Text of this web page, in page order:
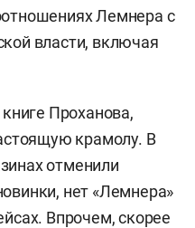
Лемнера с
власти, включая
Проханова,
крамолу. В
отменили
нет «Лемнера»
Впрочем, скорее